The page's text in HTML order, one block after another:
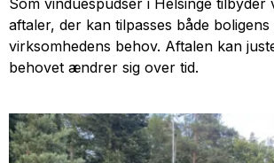
Som vinduespudser i Helsinge tilbyder
aftaler, der kan tilpasses både
virksomhedens behov. Aftalen kan
behovet ændrer sig over tid.